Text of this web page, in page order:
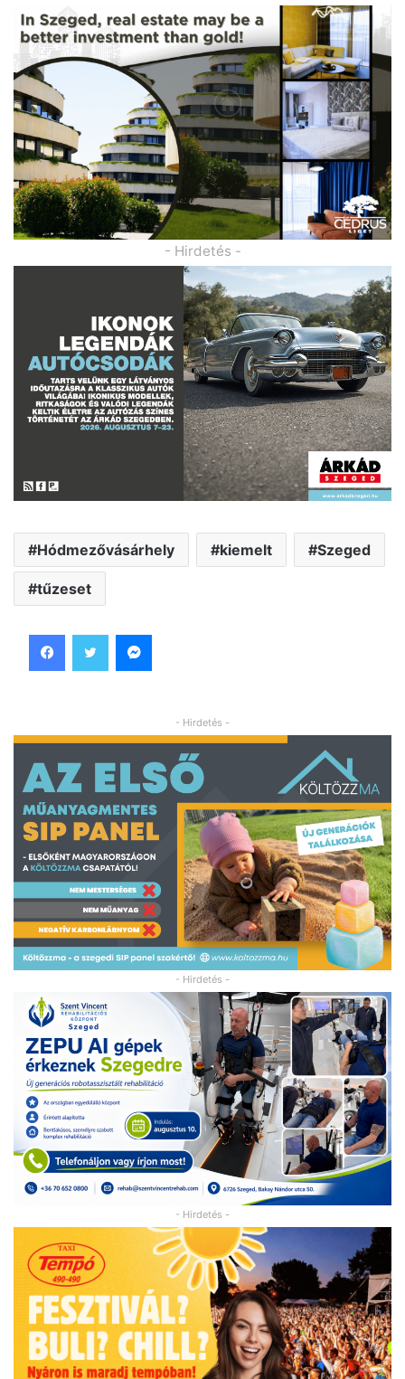
- Hirdetés -
Hódmezővásárhely kiemelt Szeged
tűzeset
- Hirdetés -
- Hirdetés -
- Hirdetés -